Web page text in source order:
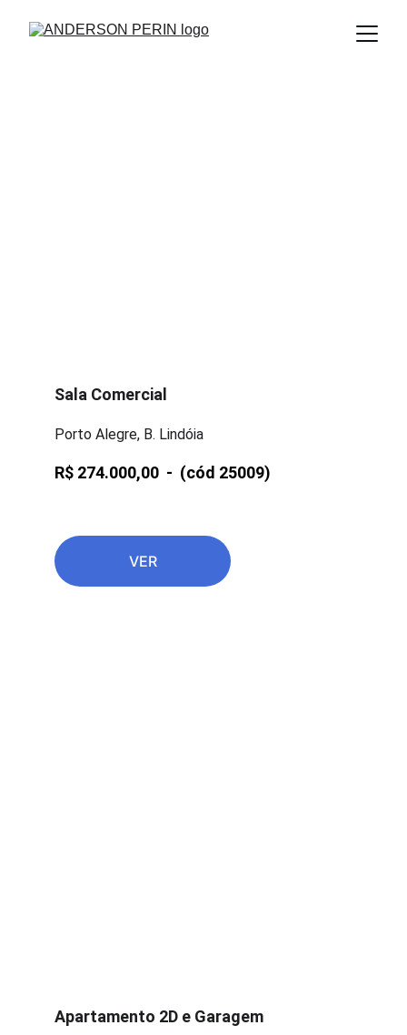
Sala Comercial
Porto Alegre, B. Lindóia
VER
R$ 274.000,00  - (cód 25009)
Apartamento 2D e Garagem